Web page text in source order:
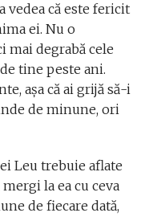
vedea că este fericit
ei. Nu o
mai degrabă cele
tine peste ani.
aşa că ai grijă să-i
de minune, ori
Leu trebuie aflate
la ea cu ceva
de fiecare dată,